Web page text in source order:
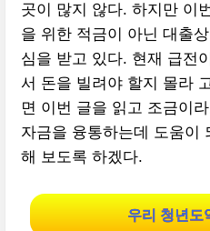
곳이 많지 않다. 하지만 이
을 위한 적금이 아닌 대출
심을 받고 있다. 현재 급전
서 돈을 빌려야 할지 몰라
면 이번 글을 읽고 조금이
자금을 융통하는데 도움이
해 보도록 하겠다.
우리 청년도